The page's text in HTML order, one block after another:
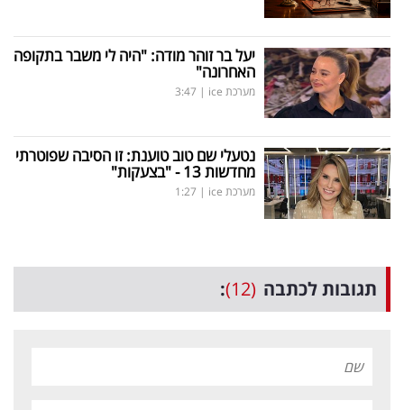
יעל בר זוהר מודה: "היה לי משבר בתקופה
האחרונה"
מערכת ice |
3:47
נטעלי שם טוב טוענת: זו הסיבה שפוטרתי
מחדשות 13 - "בצעקות"
מערכת ice |
1:27
תגובות לכתבה (12)
: